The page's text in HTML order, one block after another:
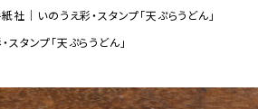
社｜いのうえ彩・スタンプ「天ぷらうどん」
タンプ「天ぷらうどん」